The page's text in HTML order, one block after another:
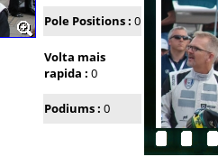
Pole Positions : 0
Volta mais
rapida : 0
Podiums : 0